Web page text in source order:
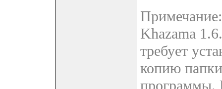
Khazama
требует
копию
программы.